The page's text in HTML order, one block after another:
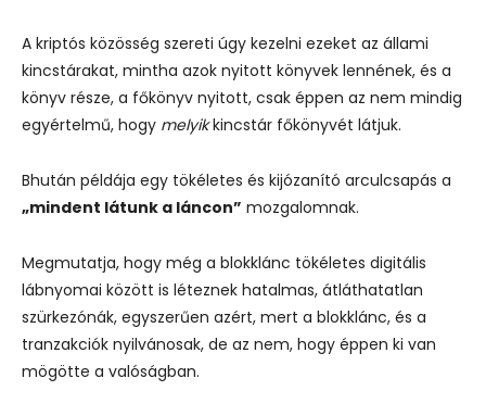
A kriptós közösség szereti úgy kezelni ezeket az állami
kincstárakat, mintha azok nyitott könyvek lennének, és a
könyv része, a főkönyv nyitott, csak éppen az nem mindig
egyértelmű, hogy melyikkincstár főkönyvét látjuk.
Bhután példája egy tökéletes és kijózanító arculcsapás a
„mindent látunk a láncon” mozgalomnak.
Megmutatja, hogy még a blokklánc tökéletes digitális
lábnyomai között is léteznek hatalmas, átláthatatlan
szürkezónák, egyszerűen azért, mert a blokklánc, és a
tranzakciók nyilvánosak, de az nem, hogy éppen ki van
mögötte a valóságban.